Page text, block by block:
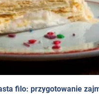
filo: przygotowanie